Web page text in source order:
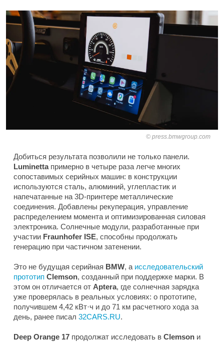
press.bmwgroup.com
Добиться результата позволили не только панели.
Luminettaпримерно в четыре раза легче многих
сопоставимых серийных машин: в конструкции
используются сталь, алюминий, углепластик и
напечатанные на 3D-принтере металлические
соединения. Добавлены рекуперация, управление
распределением момента и оптимизированная силовая
электроника. Солнечные модули, разработанные при
участии Fraunhofer ISE, способны продолжать
генерацию при частичном затенении.
Это не будущая серийная BMW, а исследовательский
прототип Clemson, созданный при поддержке марки. В
этом он отличается от Aptera, где солнечная зарядка
уже проверялась в реальных условиях: о прототипе,
получившем 4,42 кВт·ч и до 71 км расчетного хода за
день, ранее писал 32CARS.RU.
Deep Orange 17 продолжат исследовать в Clemson и